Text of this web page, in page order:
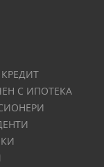
С ИПОТЕКА